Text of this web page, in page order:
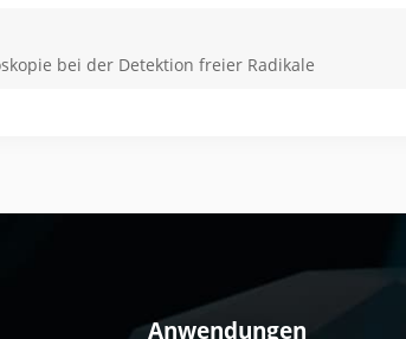
bei der Detektion freier Radikale
Anwendungen